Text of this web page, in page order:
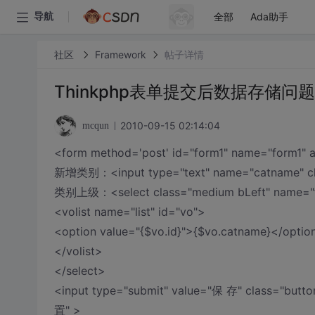
导航 全部 Ada助手
社区 Framework 帖子详情
Thinkphp表单提交后数据存储问题
mcqun 2010-09-15 02:14:04
<form method='post' id="form1" name="form1"
新增类别：<input type="text" name="catname"
类别上级：<select class="medium bLeft"
<volist name="list" id="vo">
<option value="{$vo.id}">{$vo.catname}</
</volist>
</select>
<input type="submit" value="保 存"
置" >